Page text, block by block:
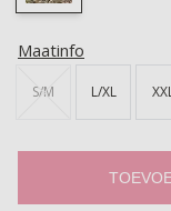
Maatinfo
S/M L/XL